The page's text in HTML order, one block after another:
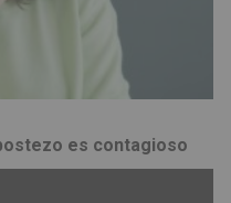
es contagioso